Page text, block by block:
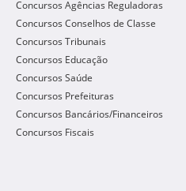
Concursos Agências Reguladoras
Concursos Conselhos de Classe
Concursos Tribunais
Concursos Educação
Concursos Saúde
Concursos Prefeituras
Concursos Bancários/Financeiros
Concursos Fiscais